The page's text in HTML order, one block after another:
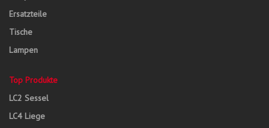
Ersatzteile
Tische
Lampen
Top Produkte
LC2 Sessel
LC4 Liege